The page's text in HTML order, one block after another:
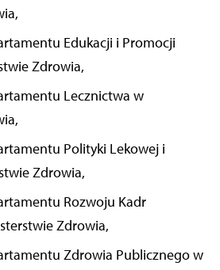
Edukacji i Promocji
Zdrowia,
Lecznictwa w
Polityki Lekowej i
Zdrowia,
Rozwoju Kadr
Zdrowia,
Zdrowia Publicznego w